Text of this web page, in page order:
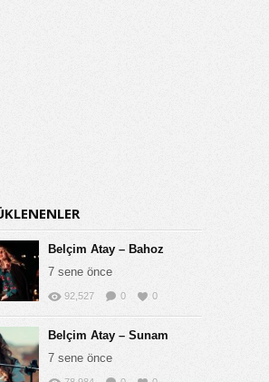
Belçim Atay – Bahoz
7 sene önce
92,527 0 0
Belçim Atay – Sunam
7 sene önce